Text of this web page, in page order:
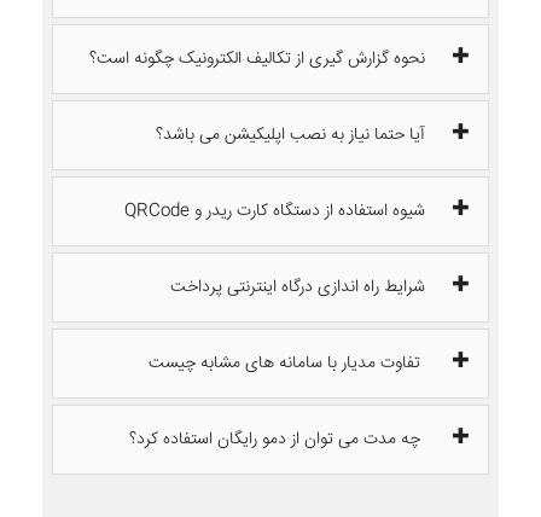
نحوه گزارش گیری از تکالیف الکترونیک چگونه است؟
آیا حتما نیاز به نصب اپلیکیشن می باشد؟
شیوه استفاده از دستگاه کارت ریدر و QRCode
شرایط راه اندازی درگاه اینترنتی پرداخت
تفاوت مدیار با سامانه های مشابه چیست
چه مدت می توان از دمو رایگان استفاده کرد؟